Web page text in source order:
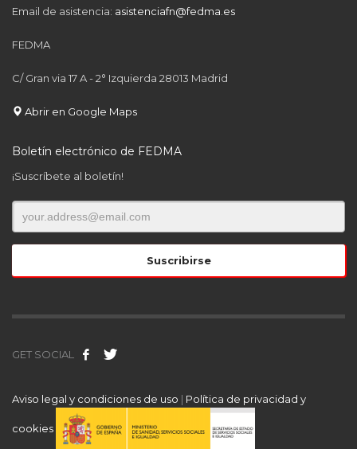
Email de asistencia: asistenciafn@fedma.es
FEDMA
C/ Gran via 17 A - 2° Izquierda 28013 Madrid
Abrir en Google Maps
Boletín electrónico de FEDMA
¡Suscríbete al boletín!
GET SOCIAL
Aviso legal y condiciones de uso | Política de privacidad y
cookies